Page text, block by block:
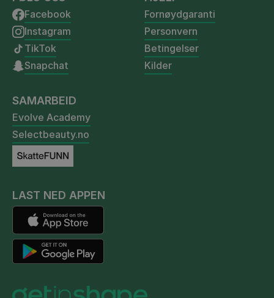
Facebook
Instagram
TikTok
Snapchat
Fornøydgaranti
Personvern
Betingelser
Kilder
SAMARBEID
Evolve Academy
Selectbeauty.no
LAST NED APPEN